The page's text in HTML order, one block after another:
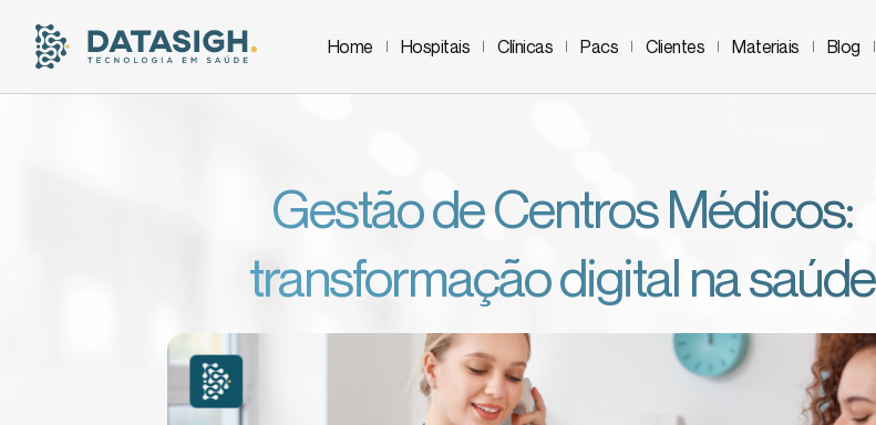
Home Hospitais Clínicas Pacs Clientes Materiais Blog
Gestão de Centros Médicos:
transformação digital na saúde